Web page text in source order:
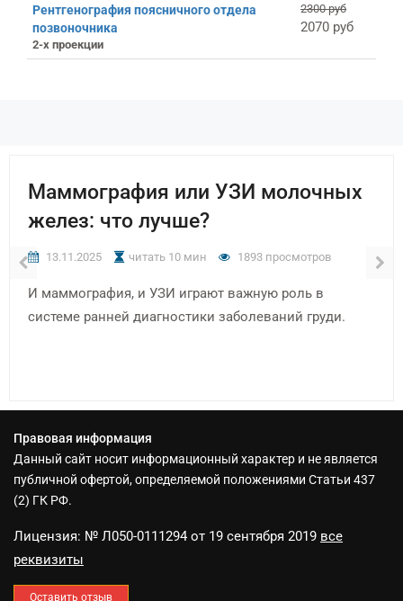
Рентгенография поясничного отдела
позвоночника
2-х проекции
2300 руб
2070 руб
Маммография или УЗИ молочных
желез: что лучше?
13.11.2025 читать 10 мин 1893 просмотров
И маммография, и УЗИ играют важную роль в
системе ранней диагностики заболеваний груди.
Правовая информация
Данный сайт носит информационный характер и не является
публичной офертой, определяемой положениями Статьи 437
(2) ГК РФ.
Лицензия: № Л050-0111294 от 19 сентября 2019 все
реквизиты
Оставить отзыв